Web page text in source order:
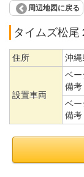
周辺地図に戻る
タイムズ松尾
住所 沖縄
設置車両
ベー
備考
ベー
備考